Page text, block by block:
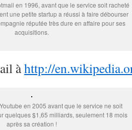
en 1996, avant que le service soit racheté
une petite startup a réussi à faire débourser
réputée très dure en affaire pour ses
acquisitions.
àhttp://
en 2005 avant que le service ne soit
quelques $1,65 milliards, seulement 18 mois
après sa création !